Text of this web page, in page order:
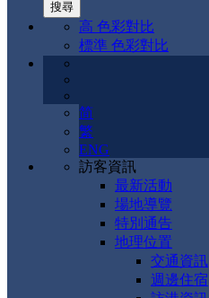
高 色彩對比
標準 色彩對比
简
繁
ENG
訪客資訊
最新活動
場地導覽
特別通告
地理位置
交通資訊
週邊住宿